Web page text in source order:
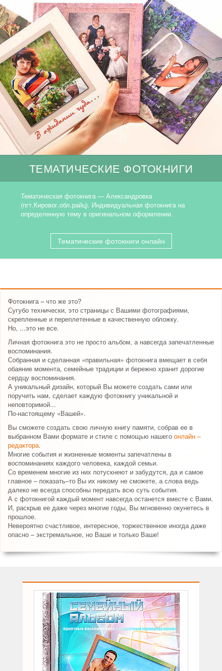
ТЕМАТИЧЕСКИЕ ФОТОКНИГИ
Тематическая фотокнига — Александровка
(пгт.Кировог.обл.райц). Индивидуальная фотокнига на
определенную тему в оригинальном оформлении.
Тематические фотокниги онлайн
Фотокнига – что же это?
Сугубо технически, это страницы с Вашими фотографиями,
скрепленные и переплетенные в качественную обложку.
Но, ...это не все.
Личная фотокнига это не просто альбом, а навсегда запечатленные
воспоминания.
Собранная и сделанная «правильная» фотокнига вмещает в себя
обаяние момента, семейные традиции и бережно хранит дорогие
сердцу воспоминания.
А уникальный дизайн, который Вы можете создать сами или
поручить нам, сделает каждую фотокнигу уникальной и
неповторимой...
По-настоящему «Вашей».
Вы сможете создать свою личную книгу памяти, собрав ее в
выбранном Вами формате и стиле с помощью нашего онлайн –
редактора.
Многие события и жизненные моменты запечатлены в
воспоминаниях каждого человека, каждой семьи.
Со временем многие из них потускнеют и забудутся, да и самое
главное – показать–то Вы их никому не сможете, а слова ведь
далеко не всегда способны передать всю суть события.
А с фотокнигой каждый момент навсегда останется вместе с Вами.
И, раскрыв ее даже через многие годы, Вы мгновенно окунетесь в
прошлое.
Невероятно счастливое, интересное, торжественное иногда даже
опасно – экстремальное, но Ваше и только Ваше!